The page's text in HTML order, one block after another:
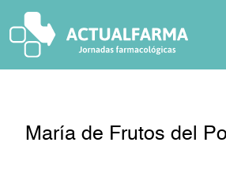
content
María de Frutos del